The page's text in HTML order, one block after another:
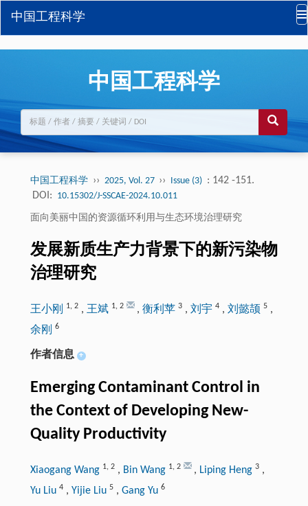
中国工程科学
中国工程科学
中国工程科学 ›› 2025, Vol. 27 ›› Issue (3) : 142 -151.
DOI: 10.15302/J-SSCAE-2024.10.011
面向美丽中国的资源循环利用与生态环境治理研究
发展新质生产力背景下的新污染物
治理研究
王小刚 1, 2, 王斌 1, 2 , 衡利苹 3, 刘宇 4, 刘懿颉 5,
余刚
6
作者信息 +
Emerging Contaminant Control in
the Context of Developing New-
Quality Productivity
Xiaogang Wang 1, 2, Bin Wang 1, 2 , Liping Heng 3,
Yu Liu 4, Yijie Liu 5, Gang Yu 6